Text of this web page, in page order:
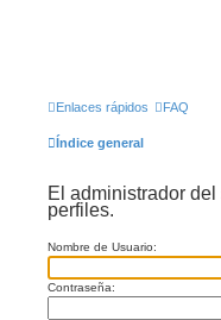
Enlaces rápidos FAQ
Índice general
El administrador
perfiles.
Nombre de Usuario:
Contraseña: